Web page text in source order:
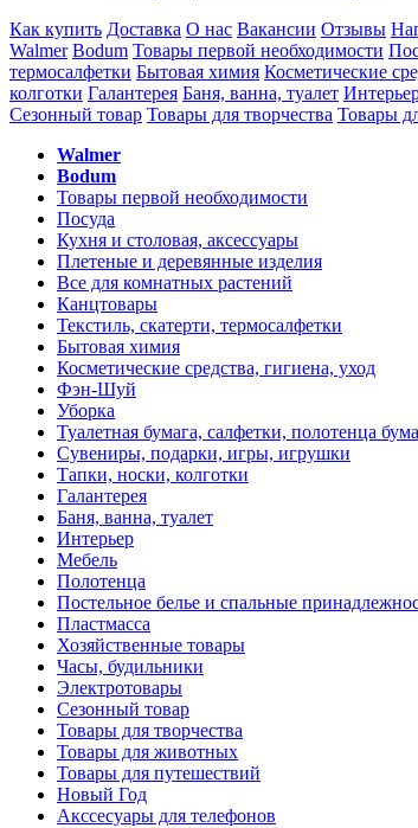
Как купить Доставка О нас Вакансии Отзывы
Walmer Bodum Товары первой необходимости
термосалфетки Бытовая химия Косметические
колготки Галантерея Баня, ванна, туалет
Сезонный товар Товары для творчества Товары
Walmer
Bodum
Товары первой необходимости
Посуда
Кухня и столовая, аксессуары
Плетеные и деревянные изделия
Все для комнатных растений
Канцтовары
Текстиль, скатерти, термосалфетки
Бытовая химия
Косметические средства, гигиена, уход
Фэн-Шуй
Уборка
Туалетная бумага, салфетки, полотенца
Сувениры, подарки, игры, игрушки
Тапки, носки, колготки
Галантерея
Баня, ванна, туалет
Интерьер
Мебель
Полотенца
Постельное белье и спальные
Пластмасса
Хозяйственные товары
Часы, будильники
Электротовары
Сезонный товар
Товары для творчества
Товары для животных
Товары для путешествий
Новый Год
Акссесуары для телефонов